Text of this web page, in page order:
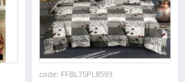
code: FFBL75PL8593